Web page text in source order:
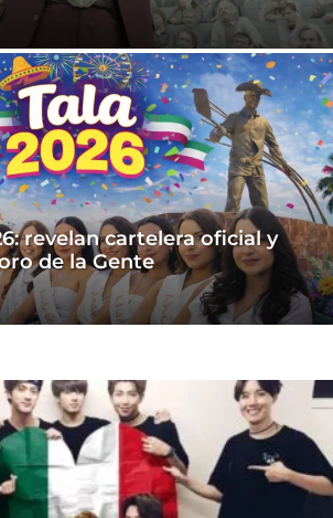
revelan cartelera oficial y
de la Gente